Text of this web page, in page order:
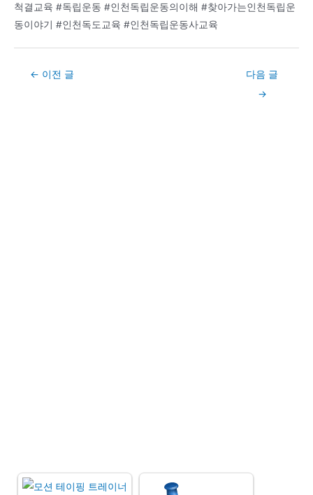
척결교육 #독립운동 #인천독립운동의이해 #찾아가는인천독립운
동이야기 #인천독도교육 #인천독립운동사교육
Post← 이전 글
다음 글
→